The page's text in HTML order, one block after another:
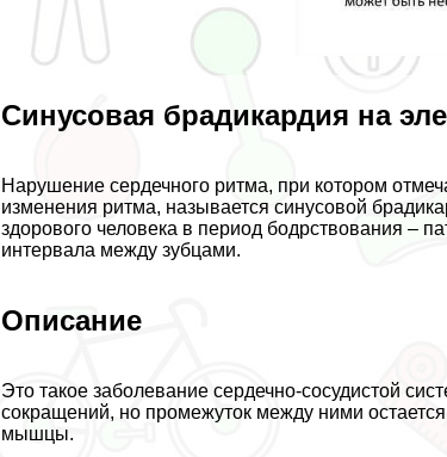
Синусовая брадикардия на
Нарушение сердечного ритма, при котором
изменения ритма, называется синусовой
здорового человека в период бодрствования –
интервала между зубцами.
Описание
Это такое заболевание сердечно-сосудистой
сокращений, но промежуток между ними
мышцы.